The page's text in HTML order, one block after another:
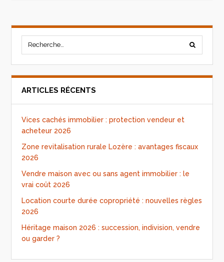
ARTICLES RÉCENTS
Vices cachés immobilier : protection vendeur et
acheteur 2026
Zone revitalisation rurale Lozère : avantages fiscaux
2026
Vendre maison avec ou sans agent immobilier : le
vrai coût 2026
Location courte durée copropriété : nouvelles règles
2026
Héritage maison 2026 : succession, indivision, vendre
ou garder ?